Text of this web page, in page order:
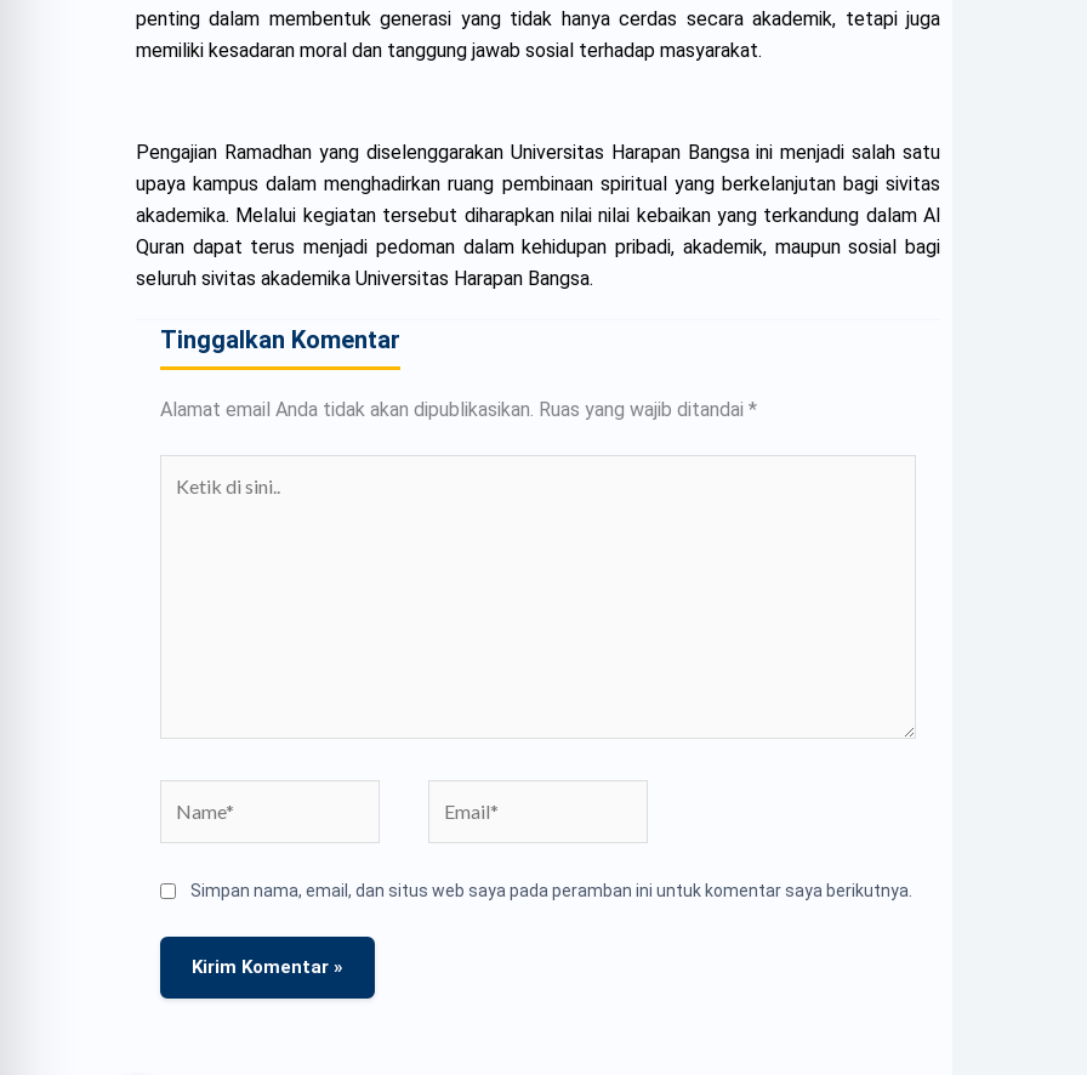
penting dalam membentuk generasi yang tidak hanya cerdas secara akademik, tetapi juga
memiliki kesadaran moral dan tanggung jawab sosial terhadap masyarakat.
Pengajian Ramadhan yang diselenggarakan Universitas Harapan Bangsa ini menjadi salah satu
upaya kampus dalam menghadirkan ruang pembinaan spiritual yang berkelanjutan bagi sivitas
akademika. Melalui kegiatan tersebut diharapkan nilai nilai kebaikan yang terkandung dalam Al
Quran dapat terus menjadi pedoman dalam kehidupan pribadi, akademik, maupun sosial bagi
seluruh sivitas akademika Universitas Harapan Bangsa.
Tinggalkan Komentar
Alamat email Anda tidak akan dipublikasikan. Ruas yang wajib ditandai *
Simpan nama, email, dan situs web saya pada peramban ini untuk komentar saya berikutnya.